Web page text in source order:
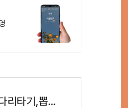
Random GO (랜덤룰렛,사다리타기,뽑기,복불복) - Google Play 앱